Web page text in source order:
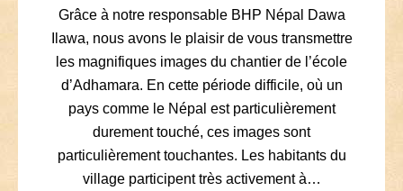
Grâce à notre responsable BHP Népal Dawa
Ilawa, nous avons le plaisir de vous transmettre
les magnifiques images du chantier de l’école
d’Adhamara. En cette période difficile, où un
pays comme le Népal est particulièrement
durement touché, ces images sont
particulièrement touchantes. Les habitants du
village participent très activement à…